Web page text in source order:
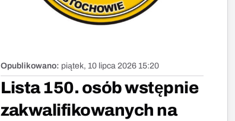
Opublikowano: piątek, 10 lipca 2026 15:20
Lista 150. osób wstępnie
zakwalifikowanych na